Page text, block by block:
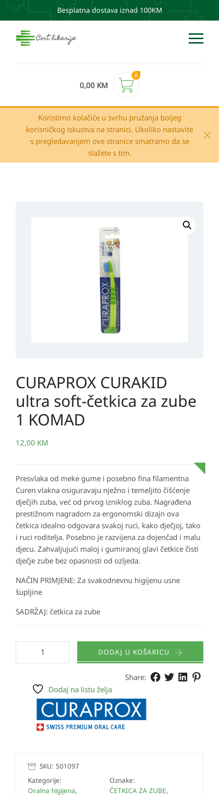
Besplatna dostava iznad 100KM
0,00 KM
0
Koristimo kolačiće u svrhu pružanja boljeg
korisničkog iskustva na stranici. Ukoliko nastavite
s pregledavanjem ove stranice smatramo da se
slažete s tim.
CURAPROX CURAKID
ultra soft-četkica za zube
1 KOMAD
12,00 KM
Presvlaka od meke gume i posebno fina filamentna
Curen vlakna osiguravaju nježno i temeljito čišćenje
dječjih zuba, već od prvog izniklog zuba. Nagrađena
prestižnom nagradom za ergonomski dizajn ova
četkica idealno odgovara svakoj ruci, kako dječjoj, tako
i ruci roditelja. Posebno je razvijena za dojenčad i malu
djecu. Zahvaljujući maloj i gumiranoj glavi četkice čisti
dječje zube bez opasnosti od ozljeda.
NAČIN PRIMJENE: Za svakodnevnu higijenu usne
šupljine
SADRŽAJ: četkica za zube
DODAJ U KOŠARICU
Share:
Dodaj na listu želja
SKU: 501097
Kategorije:
Oralna higijena,
Oznake:
ČETKICA ZA ZUBE,